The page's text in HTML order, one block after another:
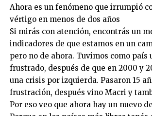
Ahora es un fenómeno que irrumpió
vértigo en menos de dos años
Si mirás con atención, encontrás un
indicadores de que estamos en un
pero no de ahora. Tuvimos como país
frustrado, después de que en 2000 y
una crisis por izquierda. Pasaron 15
frustración, después vino Macri y
Por eso veo que ahora hay un nuevo